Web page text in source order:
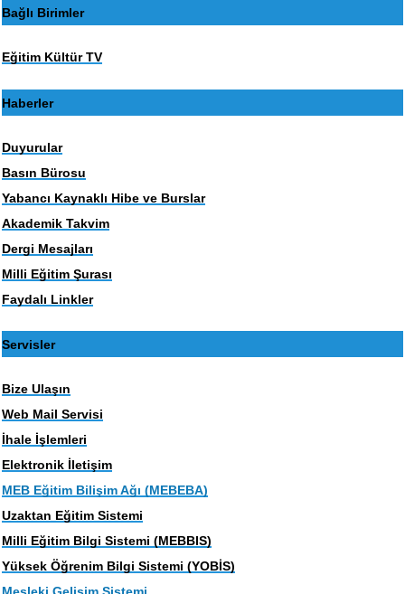
Bağlı Birimler
Eğitim Kültür TV
Haberler
Duyurular
Basın Bürosu
Yabancı Kaynaklı Hibe ve Burslar
Akademik Takvim
Dergi Mesajları
Milli Eğitim Şurası
Faydalı Linkler
Servisler
Bize Ulaşın
Web Mail Servisi
İhale İşlemleri
Elektronik İletişim
MEB Eğitim Bilişim Ağı (MEBEBA)
Uzaktan Eğitim Sistemi
Milli Eğitim Bilgi Sistemi (MEBBIS)
Yüksek Öğrenim Bilgi Sistemi (YOBİS)